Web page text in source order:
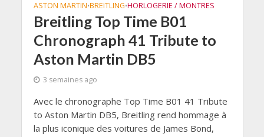
ASTON MARTIN•BREITLING•HORLOGERIE / MONTRES
Breitling Top Time B01
Chronograph 41 Tribute to
Aston Martin DB5
3 semaines ago
Avec le chronographe Top Time B01 41 Tribute
to Aston Martin DB5, Breitling rend hommage à
la plus iconique des voitures de James Bond,